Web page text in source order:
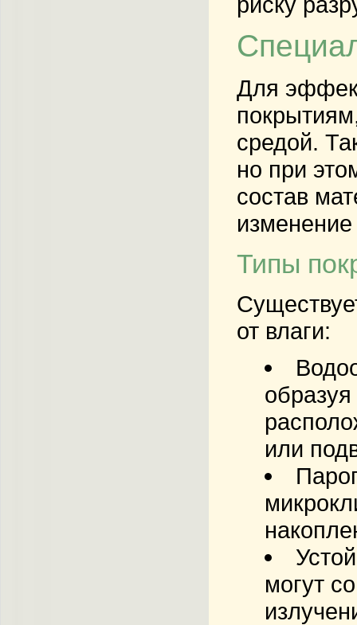
Для
средой.
но при
состав
Типы
от влаги:
или
могут